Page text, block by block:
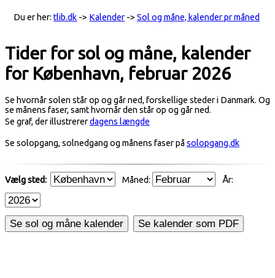
Du er her:tlib.dk -> Kalender ->Sol og måne, kalender pr måned
Tider for sol og måne, kalender
for København, februar 2026
Se hvornår solen står op og går ned, forskellige steder i Danmark. Og
se månens faser, samt hvornår den står op og går ned.
Se graf, der illustrererdagens længde
Se solopgang, solnedgang og månens faser påsolopgang.dk
Vælg sted: Måned: År:
Se sol og måne kalender Se kalender som PDF